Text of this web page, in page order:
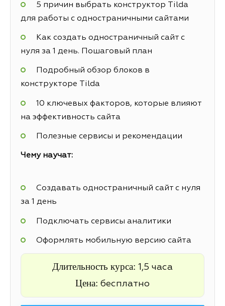
5 причин выбрать конструктор Tilda
для работы с одностраничными сайтами
Как создать одностраничный сайт с
нуля за 1 день. Пошаговый план
Подробный обзор блоков в
конструкторе Tilda
10 ключевых факторов, которые влияют
на эффективность сайта
Полезные сервисы и рекомендации
Чему научат:
Создавать одностраничный сайт с нуля
за 1 день
Подключать сервисы аналитики
Оформлять мобильную версию сайта
Длительность курса: 1,5 часа
Цена: бесплатно